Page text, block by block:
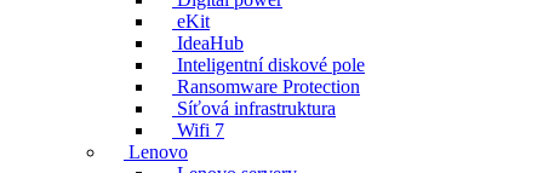
eKit
IdeaHub
Inteligentní diskové pole
Ransomware Protection
Síťová infrastruktura
Wifi 7
Lenovo